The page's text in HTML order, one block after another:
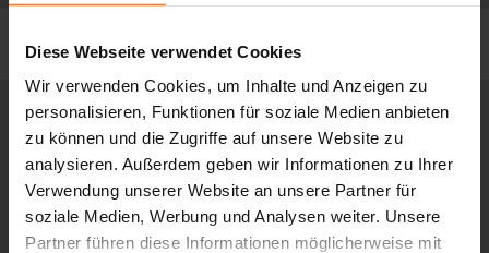
Diese Webseite verwendet Cookies
Wir verwenden Cookies, um Inhalte und Anzeigen zu
personalisieren, Funktionen für soziale Medien anbieten
zu können und die Zugriffe auf unsere Website zu
analysieren. Außerdem geben wir Informationen zu Ihrer
Verwendung unserer Website an unsere Partner für
soziale Medien, Werbung und Analysen weiter. Unsere
Partner führen diese Informationen möglicherweise mit
Filter
Outdoor-Pavillon
Stahlkonstruktion, Wände aus Seilen für Kletterpflanzen und KLH-
Platten, mit Tafellack für Zeichnen, mit Pflanzgefäßen, Dach aus
Verbundplatten, Verankerung unter dem Pflaster. Das Set enthält
Produkte aus der Serie Vera